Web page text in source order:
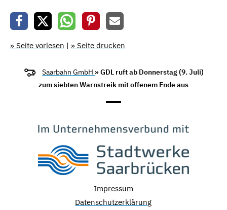
» Seite vorlesen | » Seite drucken
Saarbahn GmbH » GDL ruft ab Donnerstag (9. Juli)
zum siebten Warnstreik mit offenem Ende aus
Impressum
Datenschutzerklärung